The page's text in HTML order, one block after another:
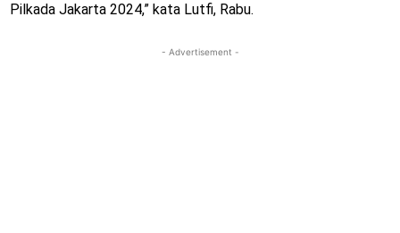
Pilkada Jakarta 2024,” kata Lutfi, Rabu.
- Advertisement -